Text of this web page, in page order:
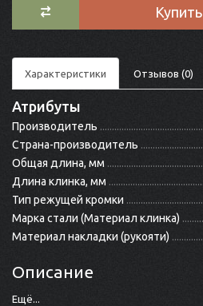
Купить
Характеристики Отзывов (0)
Атрибуты
Производитель
Страна-производитель
Общая длина, мм
Длина клинка, мм
Тип режущей кромки
Марка стали (Материал клинка)
Материал накладки (рукояти)
Описание
Ещё...